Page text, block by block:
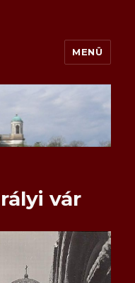
MENÜ
vár